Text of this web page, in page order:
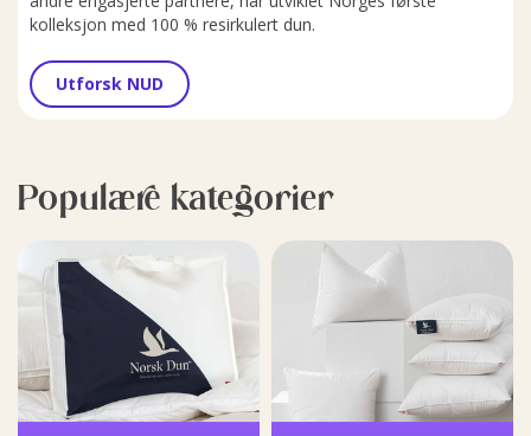
kolleksjon med 100 % resirkulert dun.
Utforsk NUD
Populære kategorier